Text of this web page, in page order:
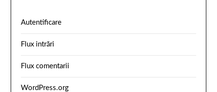
Autentificare
Flux intrări
Flux comentarii
WordPress.org